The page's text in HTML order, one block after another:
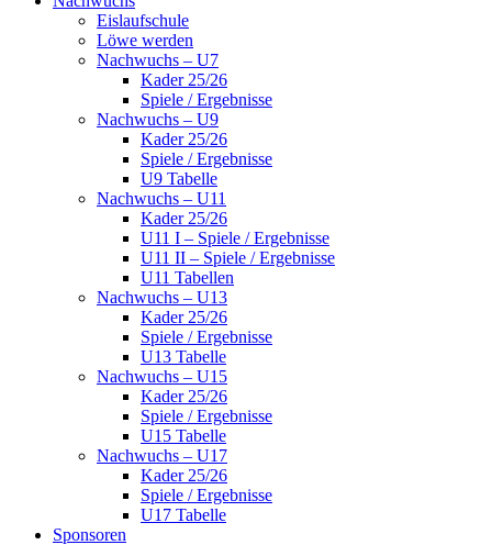
Eislaufschule
Löwe werden
Nachwuchs – U7
Kader 25/26
Spiele / Ergebnisse
Nachwuchs – U9
Kader 25/26
Spiele / Ergebnisse
U9 Tabelle
Nachwuchs – U11
Kader 25/26
U11 I – Spiele / Ergebnisse
U11 II – Spiele / Ergebnisse
U11 Tabellen
Nachwuchs – U13
Kader 25/26
Spiele / Ergebnisse
U13 Tabelle
Nachwuchs – U15
Kader 25/26
Spiele / Ergebnisse
U15 Tabelle
Nachwuchs – U17
Kader 25/26
Spiele / Ergebnisse
U17 Tabelle
Sponsoren